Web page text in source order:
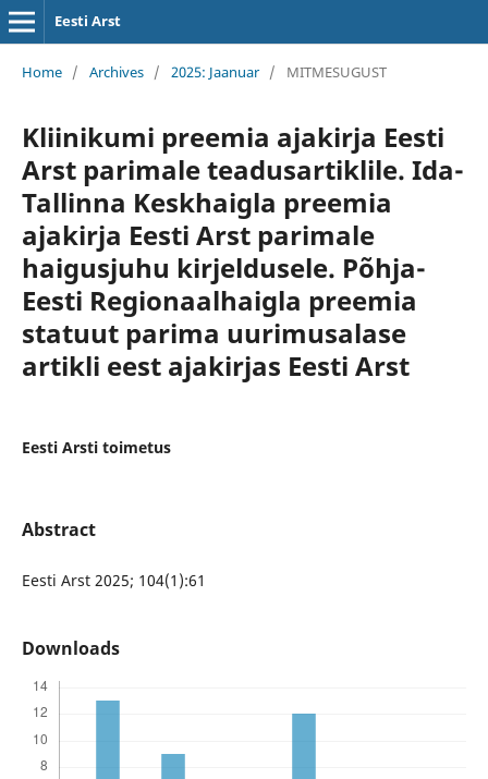
Eesti Arst
Home / Archives / 2025: Jaanuar / MITMESUGUST
Kliinikumi preemia ajakirja Eesti
Arst parimale teadusartiklile. Ida-
Tallinna Keskhaigla preemia
ajakirja Eesti Arst parimale
haigusjuhu kirjeldusele. Põhja-
Eesti Regionaalhaigla preemia
statuut parima uurimusalase
artikli eest ajakirjas Eesti Arst
Eesti Arsti toimetus
Abstract
Eesti Arst 2025; 104(1):61
Downloads